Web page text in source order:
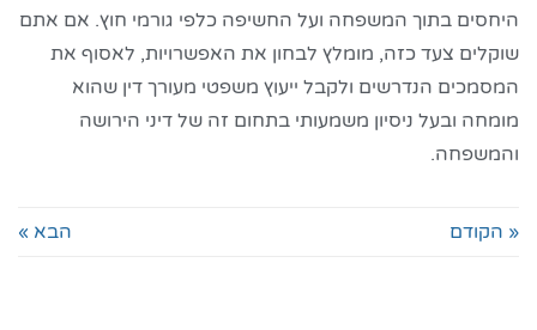
היחסים בתוך המשפחה ועל החשיפה כלפי גורמי חוץ. אם אתם
שוקלים צעד כזה, מומלץ לבחון את האפשרויות, לאסוף את
המסמכים הנדרשים ולקבל ייעוץ משפטי מעורך דין שהוא
מומחה ובעל ניסיון משמעותי בתחום זה של דיני הירושה
והמשפחה.
« הקודם הבא »